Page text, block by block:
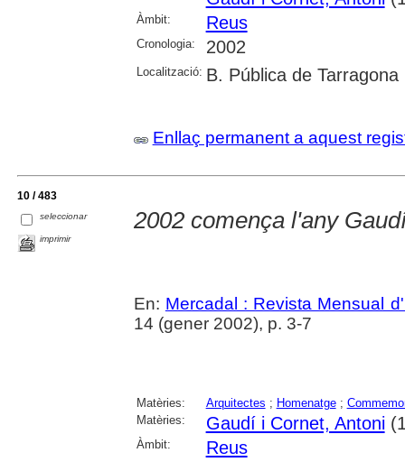
Àmbit: Reus
Cronologia: 2002
Localització: B. Pública de Tarragona
Enllaç permanent a aquest
10 / 483
seleccionar
imprimir
2002 comença l'any
En: Mercadal : Revista Mensual
14 (gener 2002), p. 3-7
Matèries: Arquitectes ; Homenatge;
Matèries:
Gaudí i Cornet, Antoni
Àmbit: Reus